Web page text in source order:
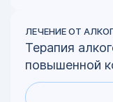
ЛЕЧЕНИЕ ОТ
Терапия
повышенной